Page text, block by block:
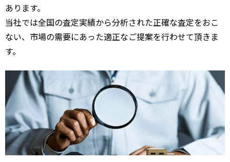
あります。
当社では全国の査定実績から分析された正確な査定をおこ
ない、市場の需要にあった適正なご提案を行わせて頂きま
す。